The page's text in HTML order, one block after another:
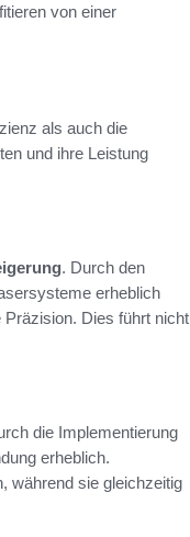
von einer
als auch die
und ihre Leistung
. Durch den
erheblich
Dies führt nicht
die Implementierung
erheblich.
während sie gleichzeitig